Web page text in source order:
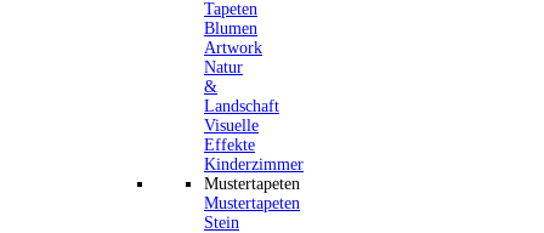
Tapeten
Blumen
Artwork
Natur
&
Landschaft
Visuelle
Effekte
Kinderzimmer
Mustertapeten
Mustertapeten
Stein